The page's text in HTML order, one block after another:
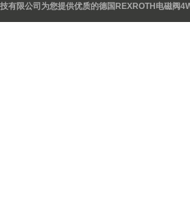
有限公司为您提供优质的德国REXROTH电磁阀